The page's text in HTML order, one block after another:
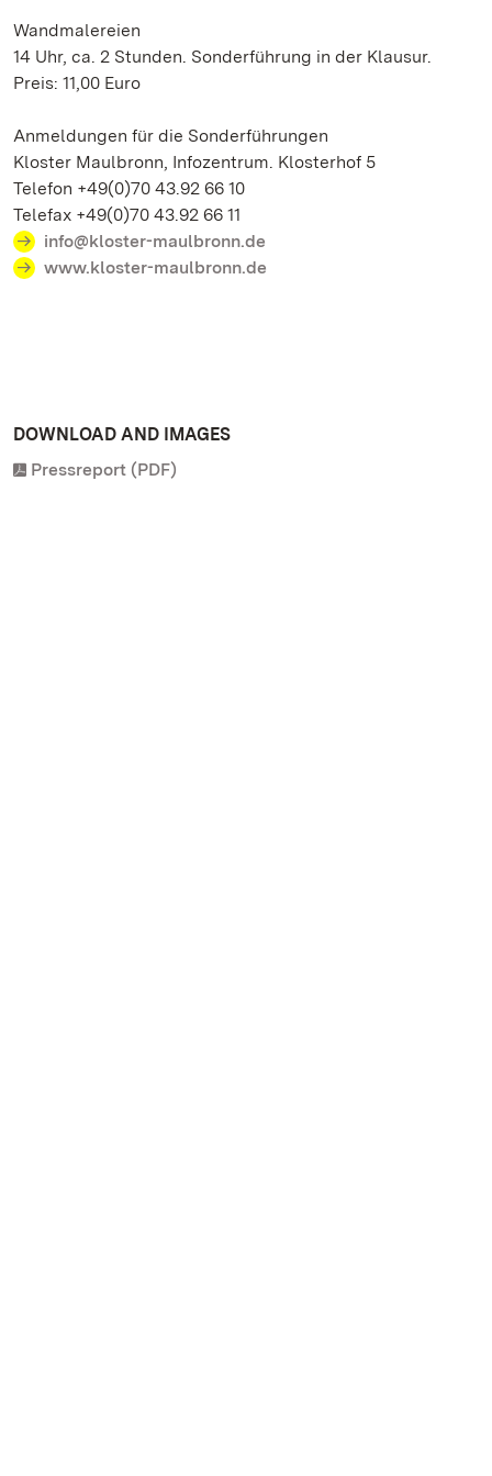
Wandmalereien
14 Uhr, ca. 2 Stunden. Sonderführung in der Klausur.
Preis: 11,00 Euro
Anmeldungen für die Sonderführungen
Kloster Maulbronn, Infozentrum. Klosterhof 5
Telefon +49(0)70 43.92 66 10
Telefax +49(0)70 43.92 66 11
info@kloster-maulbronn.de
www.kloster-maulbronn.de
DOWNLOAD AND IMAGES
Pressreport (PDF)